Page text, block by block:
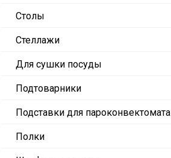
Столы
Стеллажи
Для сушки посуды
Подтоварники
Подставки для пароконвектомата
Полки